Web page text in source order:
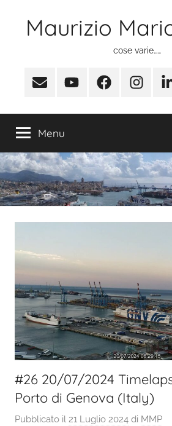
Maurizio
cose varie……
Email YoutubeFacebook
Menu
#26 20/07/2024
Porto di Genova (Italy)
Pubblicato il 21 Luglio 2024 di MMP